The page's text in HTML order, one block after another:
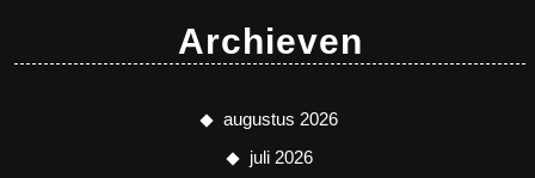
Archieven
augustus 2026
juli 2026